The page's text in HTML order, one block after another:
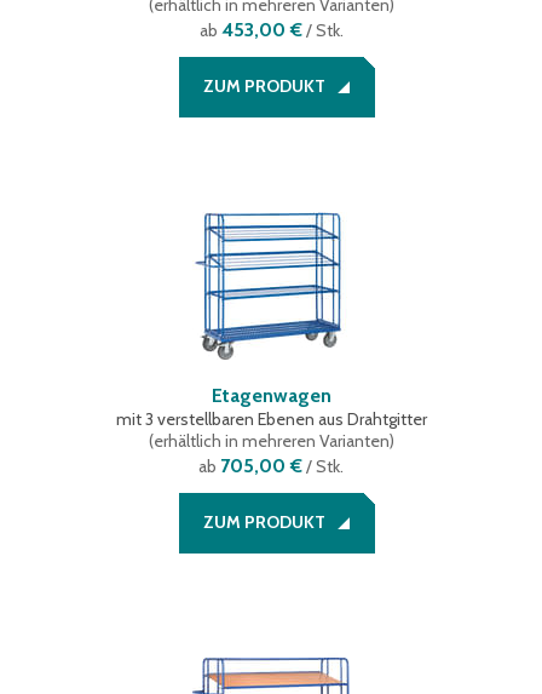
(erhältlich in mehreren Varianten)
ab 453,00 €/ Stk.
ZUM PRODUKT
Etagenwagen
mit 3 verstellbaren Ebenen aus Drahtgitter
(erhältlich in mehreren Varianten)
ab 705,00 €/ Stk.
ZUM PRODUKT